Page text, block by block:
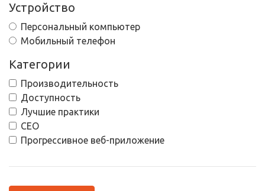
Устройство
Персональный компьютер
Мобильный телефон
Категории
Производительность
Доступность
Лучшие практики
СЕО
Прогрессивное веб-приложение